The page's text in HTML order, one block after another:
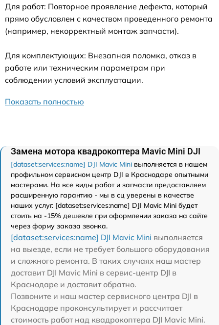
Для работ: Повторное проявление дефекта, который
прямо обусловлен с качеством проведенного ремонта
(например, некорректный монтаж запчасти).
Для комплектующих: Внезапная поломка, отказ в
работе или техническим параметрам при
соблюдении условий эксплуатации.
Показать полностью
Замена мотора квадрокоптера Mavic Mini DJI
[dataset:services:name] DJI Mavic Mini выполняется в нашем
профильном сервисном центр DJI в Краснодаре опытными
мастерами. На все виды работ и запчасти предоставляем
расширенную гарантию - мы в сц уверены в качестве
наших услуг. [dataset:services:name] DJI Mavic Mini будет
стоить на -15% дешевле при оформлении заказа на сайте
через форму заказа звонка.
[dataset:services:name] DJI Mavic Mini выполняется
на выезде, если не требует большого оборудования
и сложного ремонта. В таких случаях наш мастер
доставит DJI Mavic Mini в сервис-центр DJI в
Краснодаре и доставит обратно.
Позвоните и наш мастер сервисного центра DJI в
Краснодаре проконсультирует и рассчитает
стоимость работ над квадрокоптера DJI Mavic Mini.